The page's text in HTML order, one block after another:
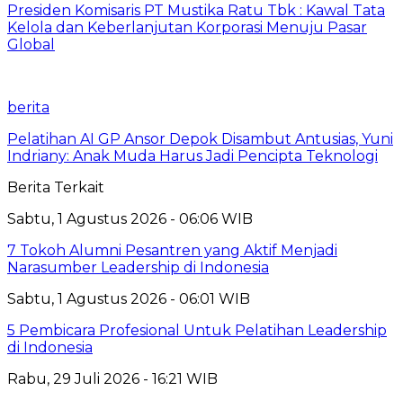
Presiden Komisaris PT Mustika Ratu Tbk : Kawal Tata
Kelola dan Keberlanjutan Korporasi Menuju Pasar
Global
berita
Pelatihan AI GP Ansor Depok Disambut Antusias, Yuni
Indriany: Anak Muda Harus Jadi Pencipta Teknologi
Berita Terkait
Sabtu, 1 Agustus 2026 - 06:06 WIB
7 Tokoh Alumni Pesantren yang Aktif Menjadi
Narasumber Leadership di Indonesia
Sabtu, 1 Agustus 2026 - 06:01 WIB
5 Pembicara Profesional Untuk Pelatihan Leadership
di Indonesia
Rabu, 29 Juli 2026 - 16:21 WIB